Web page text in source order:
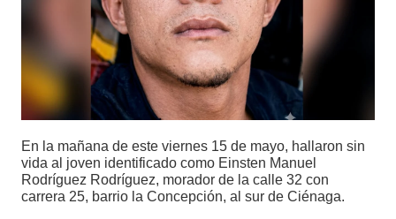
En la mañana de este viernes 15 de mayo, hallaron sin
vida al joven identificado como Einsten Manuel
Rodríguez Rodríguez, morador de la calle 32 con
carrera 25, barrio la Concepción, al sur de Ciénaga.